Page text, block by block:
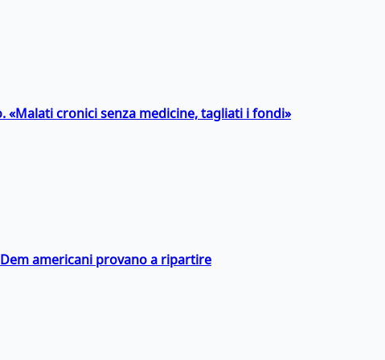
«Malati cronici senza medicine, tagliati i fondi»
americani provano a ripartire